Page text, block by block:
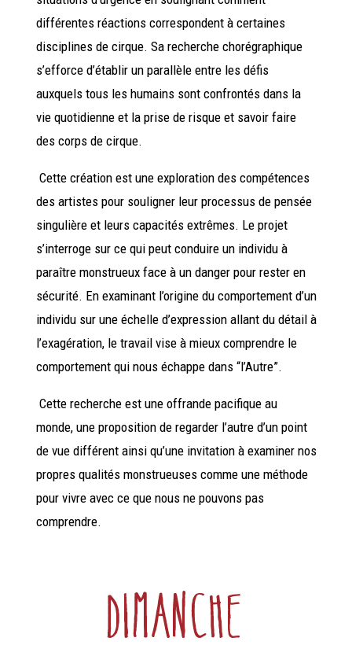
différentes réactions correspondent à certaines
disciplines de cirque. Sa recherche chorégraphique
s’efforce d’établir un parallèle entre les défis
auxquels tous les humains sont confrontés dans la
vie quotidienne et la prise de risque et savoir faire
des corps de cirque.
Cette création est une exploration des compétences
des artistes pour souligner leur processus de pensée
singulière et leurs capacités extrêmes. Le projet
s’interroge sur ce qui peut conduire un individu à
paraître monstrueux face à un danger pour rester en
sécurité. En examinant l’origine du comportement d’un
individu sur une échelle d’expression allant du détail à
l’exagération, le travail vise à mieux comprendre le
comportement qui nous échappe dans “l’Autre”.
Cette recherche est une offrande pacifique au
monde, une proposition de regarder l’autre d’un point
de vue différent ainsi qu’une invitation à examiner nos
propres qualités monstrueuses comme une méthode
pour vivre avec ce que nous ne pouvons pas
comprendre.
Dimanche